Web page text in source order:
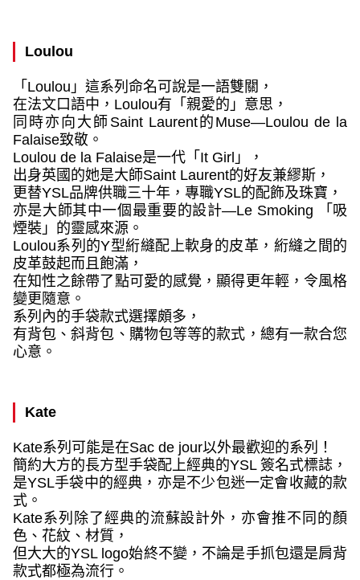
Loulou
「 Loulou 」這系列命名可說是一語雙關，
在法文口語中， Loulou有「親愛的」意思，
同時亦向大師 Saint Laurent的 Muse—Loulou de la
Falaise致敬。
Loulou de la Falaise是一代「 It Girl 」，
出身英國的她是大師Saint Laurent的好友兼繆斯，
更替YSL品牌供職三十年，專職YSL的配飾及珠寶，
亦是大師其中一個最重要的設計—Le Smoking
「吸
煙裝」的靈感來源。
Loulou系列的Y型絎縫配上軟身的皮革，絎縫之間的
皮革鼓起而且飽滿，
在知性之餘帶了點可愛的感覺，顯得更年輕，令風格
變更隨意。
系列內的手袋款式選擇頗多，
有背包、斜背包、購物包等等的款式，總有一款合您
心意。
Kate
Kate系列可能是在Sac de jour以外最歡迎的系列！
簡約大方的長方型手袋配上經典的YSL 簽名式標誌，
是YSL手袋中的經典，亦是不少包迷一定會收藏的款
式。
Kate系列除了經典的流蘇設計外，亦會推不同的顏
色、花紋、材質，
但大大的YSL logo始終不變，不論是手抓包還是肩背
款式都極為流行。